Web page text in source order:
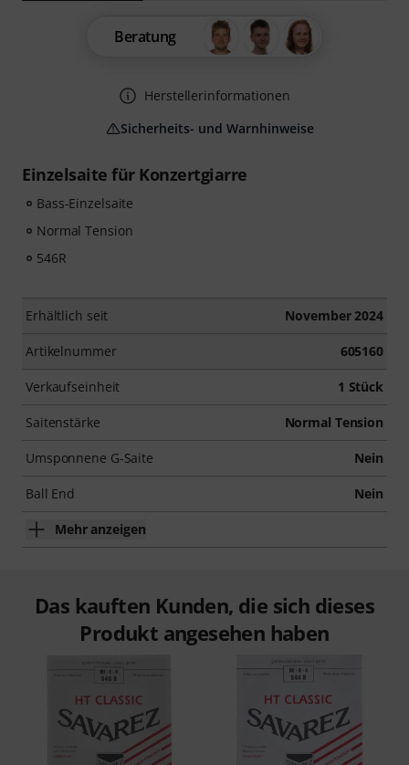
Einzelsaite für Konzertgiarre
Bass-Einzelsaite
Normal Tension
546R
Erhältlich seit November 2024
Artikelnummer 605160
Verkaufseinheit 1 Stück
Saitenstärke Normal Tension
Umsponnene G-Saite Nein
Ball End Nein
Mehr anzeigen
Beratung
Herstellerinformationen
Sicherheits- und Warnhinweise
Das kauften Kunden, die sich dieses
Produkt angesehen haben